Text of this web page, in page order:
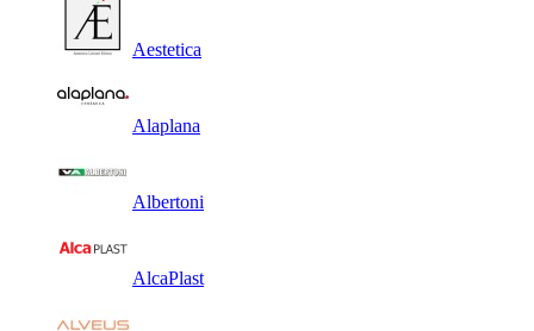
Aestetica
Alaplana
Albertoni
AlcaPlast